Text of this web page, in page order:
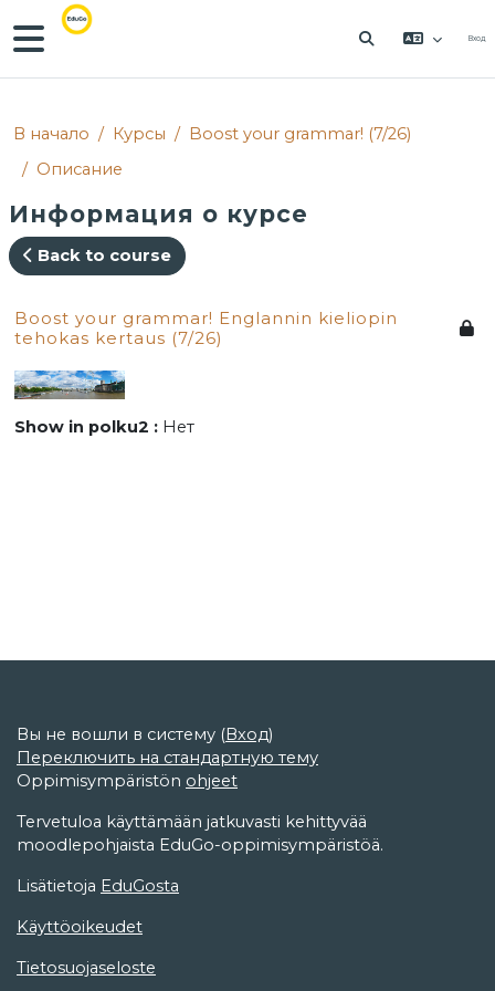
Перейти к основному содержанию
Боковая панель
ИЗМЕНИТЬВход
В начало Курсы
Boost your grammar! (7/26)
Описание
Информация о курсе
Back to course
Boost your grammar! Englannin kieliopin
tehokas kertaus (7/26)
Show in polku2 : Нет
Вы не вошли в систему (Вход)
Переключить на стандартную тему
Oppimisympäristön ohjeet
Tervetuloa käyttämään jatkuvasti kehittyvää
moodlepohjaista EduGo-oppimisympäristöä.
Lisätietoja EduGosta
Käyttöoikeudet
Tietosuojaseloste